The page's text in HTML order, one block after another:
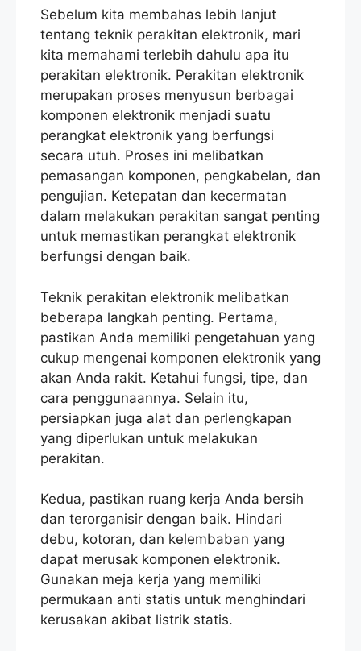
Sebelum kita membahas lebih lanjut
tentang teknik perakitan elektronik, mari
kita memahami terlebih dahulu apa itu
perakitan elektronik. Perakitan elektronik
merupakan proses menyusun berbagai
komponen elektronik menjadi suatu
perangkat elektronik yang berfungsi
secara utuh. Proses ini melibatkan
pemasangan komponen, pengkabelan, dan
pengujian. Ketepatan dan kecermatan
dalam melakukan perakitan sangat penting
untuk memastikan perangkat elektronik
berfungsi dengan baik.
Teknik perakitan elektronik melibatkan
beberapa langkah penting. Pertama,
pastikan Anda memiliki pengetahuan yang
cukup mengenai komponen elektronik yang
akan Anda rakit. Ketahui fungsi, tipe, dan
cara penggunaannya. Selain itu,
persiapkan juga alat dan perlengkapan
yang diperlukan untuk melakukan
perakitan.
Kedua, pastikan ruang kerja Anda bersih
dan terorganisir dengan baik. Hindari
debu, kotoran, dan kelembaban yang
dapat merusak komponen elektronik.
Gunakan meja kerja yang memiliki
permukaan anti statis untuk menghindari
kerusakan akibat listrik statis.